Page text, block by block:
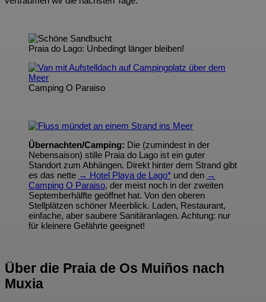
Praia do Lago: Unbedingt länger bleiben!
Camping O Paraiso
Übernachten/Camping: Die (zumindest in der
Nebensaison) stille Praia do Lago ist ein guter
Standort zum Abhängen. Direkt hinter dem Strand gibt
es das nette → Hotel Playa de Lago* und den →
Camping O Paraiso, der meist noch in der zweiten
Septemberhälfte geöffnet hat. Von den oberen
Stellplätzen schöner Meerblick. Laden, Restaurant,
einfache, aber saubere Sanitäranlagen. Achtung: nur
für kleinere Gefährte geeignet!
Über die Praia de Os Muiños nach
Muxia